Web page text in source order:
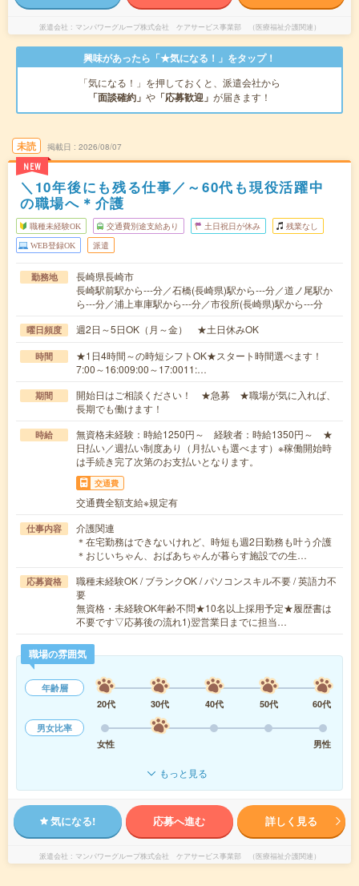
派遣会社 マンパワーグループ株式会社 ケアサービス事業部 （医療福祉介護関連）
興味があったら「★気になる！」をタップ！
「気になる！」を押しておくと、派遣会社から
「面談確約」 や 「応募歓迎」 が届きます！
未読
NEW
掲載日 2026/08/07
＼10年後にも残る仕事／～60代も現役活躍中
の職場へ＊介護
職種未経験OK 交通費別途支給あり 土日祝日が休み 残業なし
WEB登録OK 派遣
勤務地
長崎県長崎市
長崎駅前駅から---分／石橋(長崎県)駅から---分／道ノ尾駅か
ら---分／浦上車庫駅から---分／市役所(長崎県)駅から---分
曜日頻度 週2日～5日OK（月～金） ★土日休みOK
時間
★1日4時間～の時短シフトOK★スタート時間選べます！
7:00～16:009:00～17:0011:…
期間
開始日はご相談ください！ ★急募 ★職場が気に入れば、
長期でも働けます！
時給
無資格未経験：時給1250円～ 経験者：時給1350円～ ★
日払い／週払い制度あり（月払いも選べます）※稼働開始時
は手続き完了次第のお支払いとなります。
交通費
交通費全額支給※規定有
仕事内容
介護関連
＊在宅勤務はできないけれど、時短も週2日勤務も叶う介護
＊おじいちゃん、おばあちゃんが暮らす施設での生…
応募資格
職種未経験OK / ブランクOK / パソコンスキル不要 / 英語力不
要
無資格・未経験OK年齢不問★10名以上採用予定★履歴書は
不要です▽応募後の流れ1)翌営業日までに担当…
職場の雰囲気
年齢層
20代
30代 40代 50代
60代
男女比率
女性
男性
もっと見る
気になる! 応募へ進む 詳しく見る
派遣会社 マンパワーグループ株式会社 ケアサービス事業部 （医療福祉介護関連）